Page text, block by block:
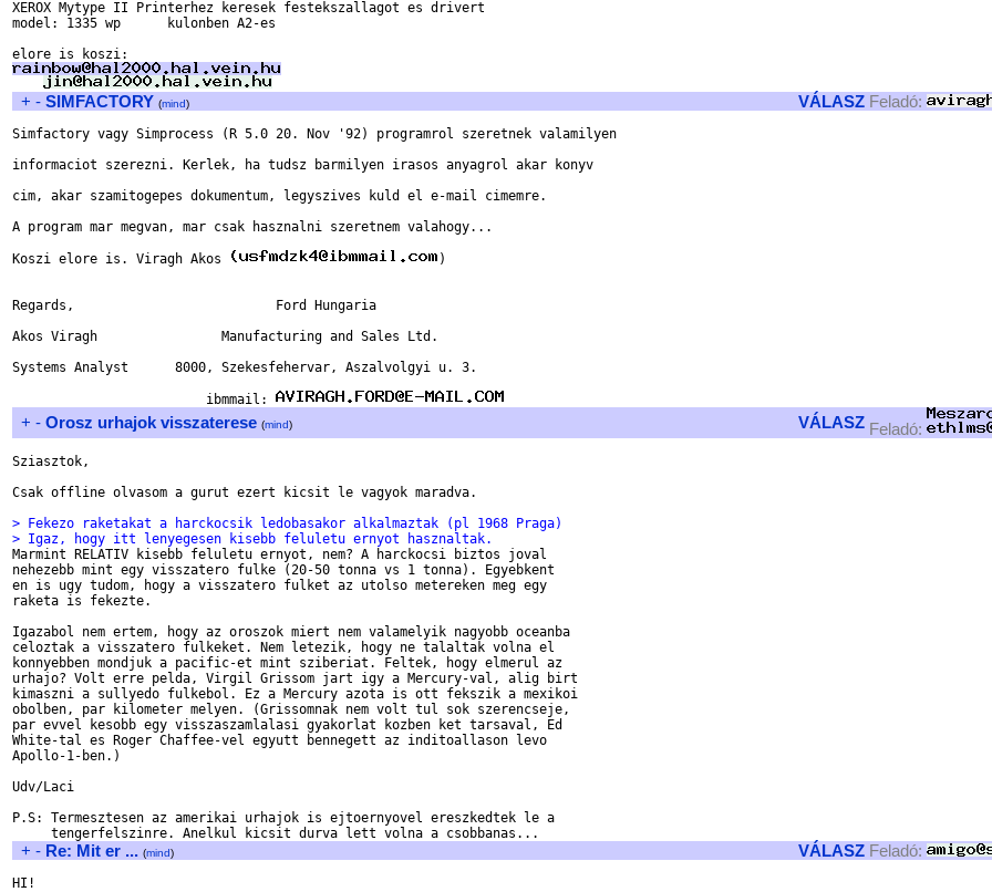
XEROX Mytype II Printerhez keresek festekszallagot es drivert
model: 1335 wp      kulonben A2-es
+ - SIMFACTORY (mind) VÁLASZ Feladó:
Simfactory vagy Simprocess (R 5.0 20. Nov '92) programrol szeretnek valamilyen
informaciot szerezni. Kerlek, ha tudsz barmilyen irasos anyagrol akar konyv
cim, akar szamitogepes dokumentum, legyszives kuld el e-mail cimemre.
A program mar megvan, mar csak hasznalni szeretnem valahogy...
Koszi elore is. Viragh Akos )
Regards,                          Ford Hungaria
Akos Viragh                Manufacturing and Sales Ltd.
Systems Analyst      8000, Szekesfehervar, Aszalvolgyi u. 3.
                         ibmmail:
+ - Orosz urhajok visszaterese (mind) VÁLASZ Feladó:
Sziasztok,
Csak offline olvasom a gurut ezert kicsit le vagyok maradva.
> Fekezo raketakat a harckocsik ledobasakor alkalmaztak (pl 1968 Praga)
> Igaz, hogy itt lenyegesen kisebb feluletu ernyot hasznaltak.
Marmint RELATIV kisebb feluletu ernyot, nem? A harckocsi biztos joval
nehezebb mint egy visszatero fulke (20-50 tonna vs 1 tonna). Egyebkent
en is ugy tudom, hogy a visszatero fulket az utolso metereken meg egy
raketa is fekezte.
Igazabol nem ertem, hogy az oroszok miert nem valamelyik nagyobb oceanba
celoztak a visszatero fulkeket. Nem letezik, hogy ne talaltak volna el
konnyebben mondjuk a pacific-et mint sziberiat. Feltek, hogy elmerul az
urhajo? Volt erre pelda, Virgil Grissom jart igy a Mercury-val, alig birt
kimaszni a sullyedo fulkebol. Ez a Mercury azota is ott fekszik a mexikoi
obolben, par kilometer melyen. (Grissomnak nem volt tul sok szerencseje,
par evvel kesobb egy visszaszamlalasi gyakorlat kozben ket tarsaval, Ed
White-tal es Roger Chaffee-vel egyutt bennegett az inditoallason levo
Apollo-1-ben.)
Udv/Laci
P.S: Termesztesen az amerikai urhajok is ejtoernyovel ereszkedtek le a
+ - Re: Mit er ... (mind) VÁLASZ Feladó:
HI!